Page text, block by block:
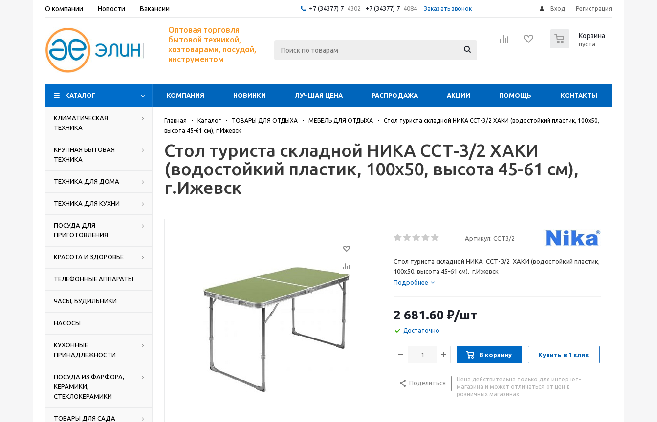
О компании Новости Вакансии +7 (34377) 7 4302 +7 (34377) 7 4084 Заказать звонок Вход Регистрация
Оптовая торговля
бытовой техникой,
хозтоварами, посудой,
инструментом
Корзина
пуста
КАТАЛОГ КОМПАНИЯ НОВИНКИ ЛУЧШАЯ ЦЕНА РАСПРОДАЖА АКЦИИ ПОМОЩЬ КОНТАКТЫ
КЛИМАТИЧЕСКАЯ
ТЕХНИКА
КРУПНАЯ БЫТОВАЯ
ТЕХНИКА
ТЕХНИКА ДЛЯ ДОМА
ТЕХНИКА ДЛЯ КУХНИ
ПОСУДА ДЛЯ
ПРИГОТОВЛЕНИЯ
КРАСОТА И ЗДОРОВЬЕ
ТЕЛЕФОННЫЕ АППАРАТЫ
ЧАСЫ, БУДИЛЬНИКИ
НАСОСЫ
КУХОННЫЕ
ПРИНАДЛЕЖНОСТИ
ПОСУДА ИЗ ФАРФОРА,
КЕРАМИКИ,
СТЕКЛОКЕРАМИКИ
ТОВАРЫ ДЛЯ САДА
Главная - Каталог - ТОВАРЫ ДЛЯ ОТДЫХА - МЕБЕЛЬ ДЛЯ ОТДЫХА -
Стол туриста складной НИКА ССТ-3/2 ХАКИ (водостойкий пластик, 100х50,
высота 45-61 см), г.Ижевск
Стол туриста складной НИКА ССТ-3/2 ХАКИ
(водостойкий пластик, 100х50, высота 45-61 см),
г.Ижевск
Артикул: ССТ3/2
Стол туриста складной НИКА ССТ-3/2 ХАКИ (водостойкий пластик,
100х50, высота 45-61 см), г.Ижевск
Подробнее
2 681.60 ₽/шт
Достаточно
В корзину Купить в 1 клик
Поделиться
Цена действительна только для интернет-
магазина и может отличаться от цен в
розничных магазинах